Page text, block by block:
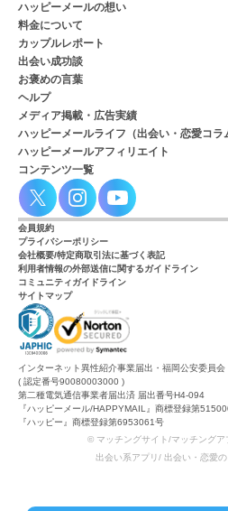
ハッピーメールの想い
料金について
カップルレポート
出会い成功談
お褒めの言葉
ヘルプ
メディア掲載・広告実績
ハッピーメールライフ（出会い・恋愛コラ
ハッピーメールアフィリエイト
コンテンツ一覧
会員規約
プライバシーポリシー
会社概要/特定商取引法に基づく表記
利用者情報の外部送信に関するガイドライン
コミュニティガイドライン
サイトマップ
インターネット異性紹介事業届出・福岡公安委員会
( 認定番号90080003000 )
第二種電気通信事業者届出済 届出番号H4-094
『ハッピーメール/HAPPYMAIL』商標登録第
『ハッピー』商標登録第6953061号
© マッチングサイト/マッチング
出会い系アプリ/ 出会い・恋愛の